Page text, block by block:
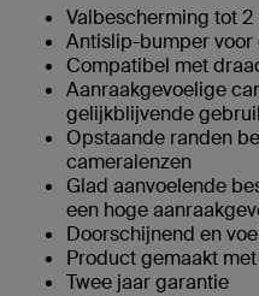
Valbescherming tot 2
Antislip-bumper voor
Compatibel met
Aanraakgevoelige
gelijkblijvende
Opstaande randen
cameralenzen
Glad aanvoelende
een hoge
Doorschijnend en
Product gemaakt
Twee jaar garantie